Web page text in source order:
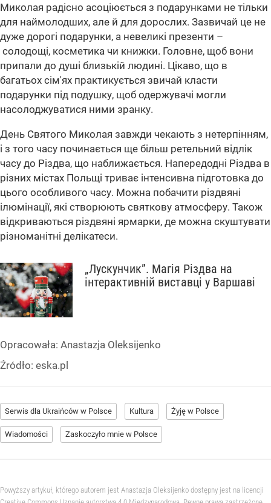
Миколая радісно асоціюється з подарунками не тільки
для наймолодших, але й для дорослих. Зазвичай це не
дуже дорогі подарунки, а невеликі презенти –
солодощі, косметика чи книжки. Головне, щоб вони
припали до душі близькій людині. Цікаво, що в
багатьох сім'ях практикується звичай класти
подарунки під подушку, щоб одержувачі могли
насолоджуватися ними зранку.
День Святого Миколая завжди чекають з нетерпінням,
і з того часу починається ще більш ретельний відлік
часу до Різдва, що наближається. Напередодні Різдва в
різних містах Польщі триває інтенсивна підготовка до
цього особливого часу. Можна побачити різдвяні
ілюмінації, які створюють святкову атмосферу. Також
відкриваються різдвяні ярмарки, де можна скуштувати
різноманітні делікатеси.
„Лускунчик”. Магія Різдва на
інтерактивній виставці у Варшаві
Opracowała: Anastazja Oleksijenko
Źródło: eska.pl
Serwis dla Ukraińców w Polsce Kultura Żyję w Polsce
Wiadomości Zaskoczyło mnie w Polsce
Powyższy artykuł, którego autorem jest Anastazja Oleksijenko dostępny jest na licencji